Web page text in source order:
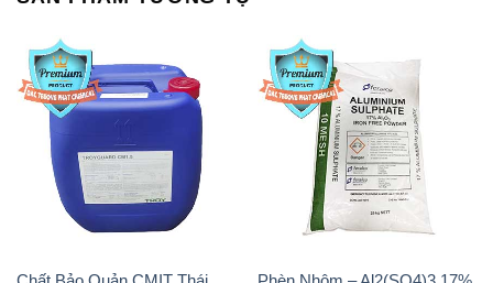
Chất Bảo Quản CMIT Thái
Lan Thailand
Phèn Nhôm – Al2(SO4)3 17%
Ấn Độ India